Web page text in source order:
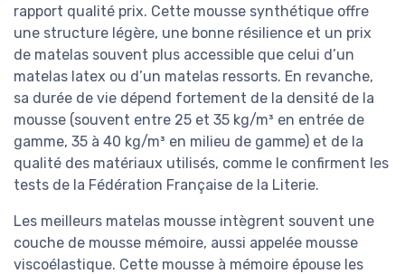
rapport qualité prix. Cette mousse synthétique offre
une structure légère, une bonne résilience et un prix
de matelas souvent plus accessible que celui d’un
matelas latex ou d’un matelas ressorts. En revanche,
sa durée de vie dépend fortement de la densité de la
mousse (souvent entre 25 et 35 kg/m³ en entrée de
gamme, 35 à 40 kg/m³ en milieu de gamme) et de la
qualité des matériaux utilisés, comme le confirment les
tests de la Fédération Française de la Literie.
Les meilleurs matelas mousse intègrent souvent une
couche de mousse mémoire, aussi appelée mousse
viscoélastique. Cette mousse à mémoire épouse les